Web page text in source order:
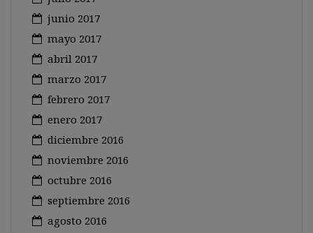
junio 2017
mayo 2017
abril 2017
marzo 2017
febrero 2017
enero 2017
diciembre 2016
noviembre 2016
octubre 2016
septiembre 2016
agosto 2016